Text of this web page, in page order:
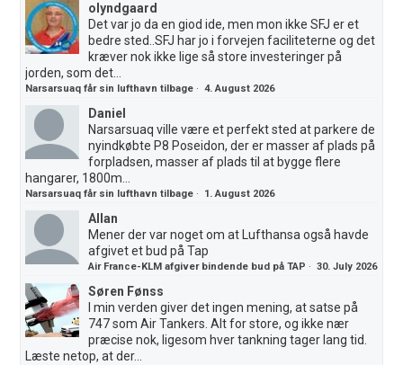
olyndgaard
Det var jo da en giod ide, men mon ikke SFJ er et
bedre sted..SFJ har jo i forvejen faciliteterne og det
kræver nok ikke lige så store investeringer på
jorden, som det...
Narsarsuaq får sin lufthavn tilbage ·4. August 2026
Daniel
Narsarsuaq ville være et perfekt sted at parkere de
nyindkøbte P8 Poseidon, der er masser af plads på
forpladsen, masser af plads til at bygge flere
hangarer, 1800m...
Narsarsuaq får sin lufthavn tilbage · 1. August 2026
Allan
Mener der var noget om at Lufthansa også havde
afgivet et bud på Tap
Air France-KLM afgiver bindende bud på TAP ·30. July 2026
Søren Fønss
I min verden giver det ingen mening, at satse på
747 som Air Tankers. Alt for store, og ikke nær
præcise nok, ligesom hver tankning tager lang tid.
Læste netop, at der...